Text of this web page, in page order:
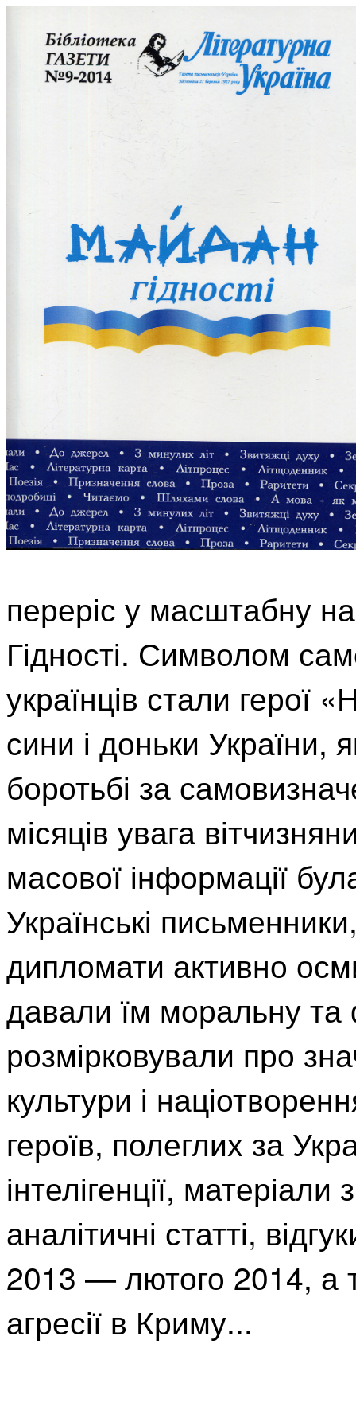
переріс у масштабну
Гідності. Символом
українців стали герої
сини і доньки України,
боротьбі за
місяців увага
масової інформації
Українські
дипломати активно
давали їм моральну та
розмірковували про
культури і
героїв, полеглих за
інтелігенції,
аналітичні статті,
2013 — лютого 2014, а
агресії в Криму...